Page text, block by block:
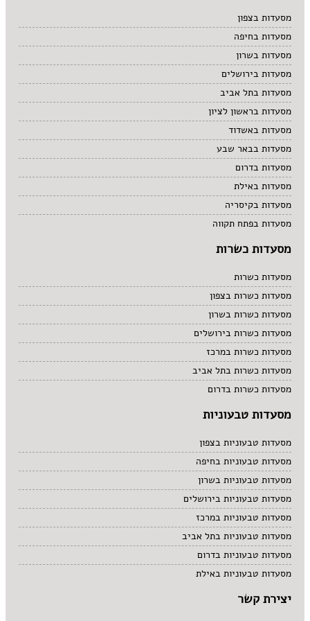
מרקים
מתוקים
סיני
סנדוויץ' בר
פאב
מסעדות בצפון
מסעדות בחיפה
מסעדות בשרון
מסעדות בירושלים
מסעדות בתל אביב
מסעדות בראשון לציון
מסעדות באשדוד
מסעדות בבאר שבע
מסעדות בדרום
מסעדות באילת
מסעדות בקיסריה
מסעדות בפתח תקווה
מסעדות כשרות
מסעדות כשרות
מסעדות כשרות בצפון
מסעדות כשרות בשרון
מסעדות כשרות בירושלים
מסעדות כשרות במרכז
מסעדות כשרות בתל אביב
מסעדות כשרות בדרום
מסעדות טבעוניות
מסעדות טבעוניות בצפון
מסעדות טבעוניות בחיפה
מסעדות טבעוניות בשרון
מסעדות טבעוניות בירושלים
מסעדות טבעוניות במרכז
מסעדות טבעוניות בתל אביב
מסעדות טבעוניות בדרום
מסעדות טבעוניות באילת
יצירת קשר